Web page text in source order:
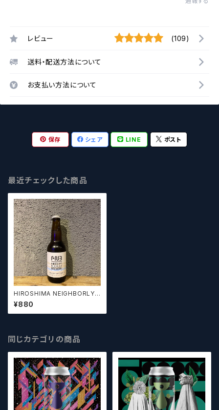
レビュー (109)
送料・配送方法について
お支払い方法について
保存 シェア LINE ポスト
最近チェックした商品
HIROSHIMA NEIGHBORLY
BREWING Hondori Westsi
de Classic IPA ヒロシマネ
イバリーブリューイング 本通
¥880
同じカテゴリの商品